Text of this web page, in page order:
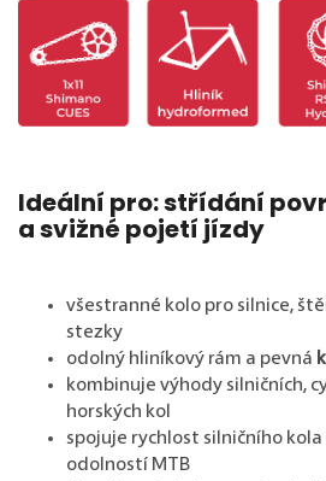
Ideální pro: střídání
a svižné pojetí jízdy
všestranné kolo pro silnice,
stezky
odolný hliníkový rám a pevná
kombinuje výhody silničních,
horských kol
spojuje rychlost silničního
odolností MTB